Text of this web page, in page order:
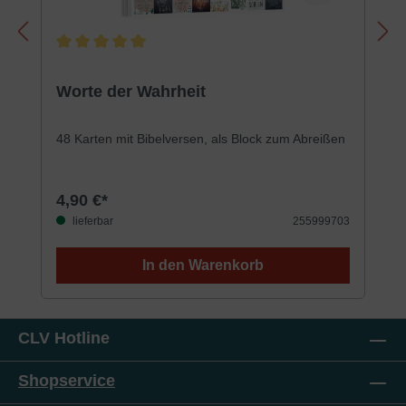
Worte der Wahrheit
48 Karten mit Bibelversen, als Block zum Abreißen
4,90 €*
lieferbar 255999703
In den Warenkorb
CLV Hotline
Shopservice